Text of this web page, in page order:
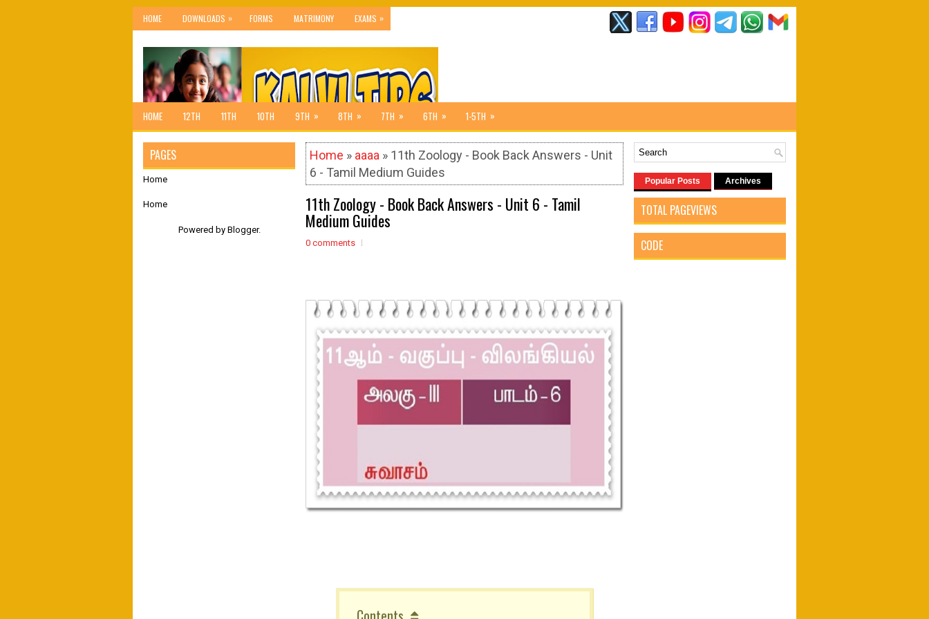
HOME DOWNLOADS » FORMS MATRIMONY EXAMS »
HOME 12TH 11TH 10TH 9TH » 8TH » 7TH » 6TH » 1-5TH »
Home » aaaa » 11th Zoology - Book Back Answers - Unit
6 - Tamil Medium Guides
11th Zoology - Book Back Answers - Unit 6 - Tamil
Medium Guides
0 comments
PAGES
Home
Home
Powered by Blogger.
Popular Posts Archives
TOTAL PAGEVIEWS
CODE